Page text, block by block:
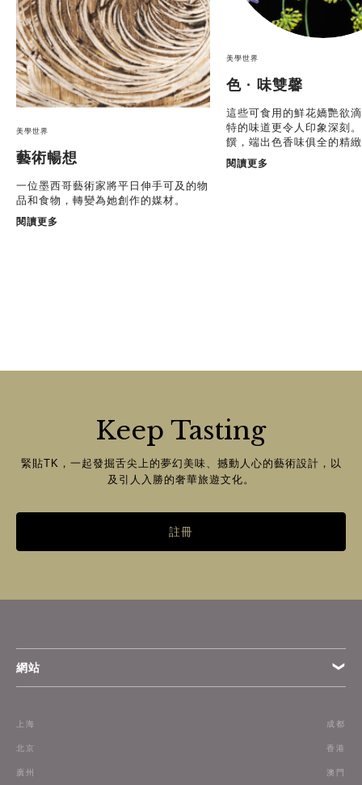
美學世界
藝術暢想
一位墨西哥藝術家將平日伸手可及的物
品和食物，轉變為她創作的媒材。
閱讀更多
美學世界
色 · 味雙馨
這些可食用的鮮花嬌艷欲
特的味道更令人印象深刻
饌，端出色香味俱全的精
閱讀更多
Keep Tasting
緊貼TK，一起發掘舌尖上的夢幻美味、撼動人心的藝術設計，以
及引人入勝的奢華旅遊文化。
註冊
網站
訂閱
上海
北京
廣州
成都
香港
澳門